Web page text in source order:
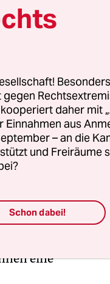
nun
oder
der
Airtag
eine
daher mit
Einnahmen aus
– an die
und Freiräume
Schon dabei!